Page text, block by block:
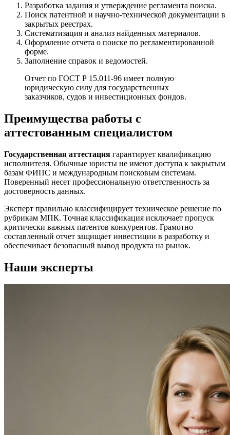
Разработка задания и утверждение регламента поиска.
Поиск патентной и научно-технической документации в
закрытых реестрах.
Систематизация и анализ найденных материалов.
Оформление отчета о поиске по регламентированной
форме.
Заполнение справок и ведомостей.
Отчет по ГОСТ Р 15.011-96 имеет полную
юридическую силу для государственных
заказчиков, судов и инвестиционных фондов.
Преимущества работы с
аттестованным специалистом
Государственная аттестация гарантирует квалификацию
исполнителя. Обычные юристы не имеют доступа к закрытым
базам ФИПС и международным поисковым системам.
Поверенный несет профессиональную ответственность за
достоверность данных.
Эксперт правильно классифицирует техническое решение по
рубрикам МПК. Точная классификация исключает пропуск
критически важных патентов конкурентов. Грамотно
составленный отчет защищает инвестиции в разработку и
обеспечивает безопасный вывод продукта на рынок.
Наши эксперты